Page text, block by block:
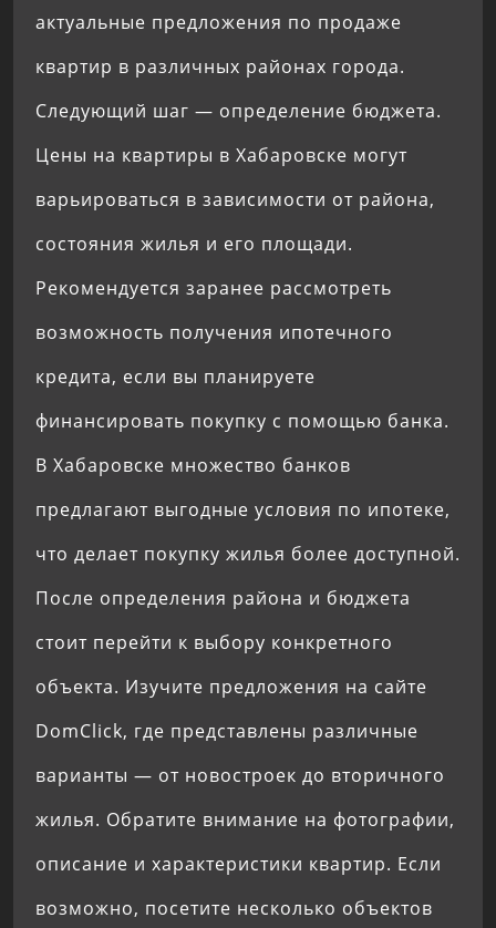
актуальные предложения по продаже
квартир в различных районах города.
Следующий шаг — определение бюджета.
Цены на квартиры в Хабаровске могут
варьироваться в зависимости от района,
состояния жилья и его площади.
Рекомендуется заранее рассмотреть
возможность получения ипотечного
кредита, если вы планируете
финансировать покупку с помощью банка.
В Хабаровске множество банков
предлагают выгодные условия по ипотеке,
что делает покупку жилья более доступной.
После определения района и бюджета
стоит перейти к выбору конкретного
объекта. Изучите предложения на сайте
DomClick, где представлены различные
варианты — от новостроек до вторичного
жилья. Обратите внимание на фотографии,
описание и характеристики квартир. Если
возможно, посетите несколько объектов